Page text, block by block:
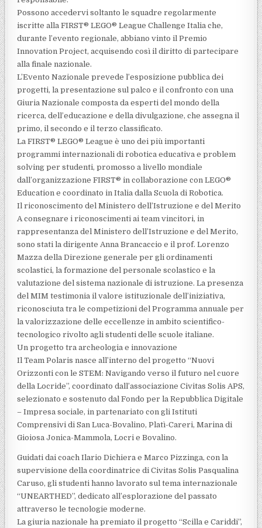
Possono accedervi soltanto le squadre regolarmente
iscritte alla FIRST® LEGO® League Challenge Italia che,
durante l’evento regionale, abbiano vinto il Premio
Innovation Project, acquisendo così il diritto di partecipare
alla finale nazionale.
L’Evento Nazionale prevede l’esposizione pubblica dei
progetti, la presentazione sul palco e il confronto con una
Giuria Nazionale composta da esperti del mondo della
ricerca, dell’educazione e della divulgazione, che assegna il
primo, il secondo e il terzo classificato.
La FIRST® LEGO® League è uno dei più importanti
programmi internazionali di robotica educativa e problem
solving per studenti, promosso a livello mondiale
dall’organizzazione FIRST® in collaborazione con LEGO®
Education e coordinato in Italia dalla Scuola di Robotica.
Il riconoscimento del Ministero dell’Istruzione e del Merito
A consegnare i riconoscimenti ai team vincitori, in
rappresentanza del Ministero dell’Istruzione e del Merito,
sono stati la dirigente Anna Brancaccio e il prof. Lorenzo
Mazza della Direzione generale per gli ordinamenti
scolastici, la formazione del personale scolastico e la
valutazione del sistema nazionale di istruzione. La presenza
del MIM testimonia il valore istituzionale dell’iniziativa,
riconosciuta tra le competizioni del Programma annuale per
la valorizzazione delle eccellenze in ambito scientifico-
tecnologico rivolto agli studenti delle scuole italiane.
Un progetto tra archeologia e innovazione
Il Team Polaris nasce all’interno del progetto “Nuovi
Orizzonti con le STEM: Navigando verso il futuro nel cuore
della Locride”, coordinato dall’associazione Civitas Solis APS,
selezionato e sostenuto dal Fondo per la Repubblica Digitale
– Impresa sociale, in partenariato con gli Istituti
Comprensivi di San Luca-Bovalino, Platì-Careri, Marina di
Gioiosa Jonica-Mammola, Locri e Bovalino.
Guidati dai coach Ilario Dichiera e Marco Pizzinga, con la
supervisione della coordinatrice di Civitas Solis Pasqualina
Caruso, gli studenti hanno lavorato sul tema internazionale
“UNEARTHED”, dedicato all’esplorazione del passato
attraverso le tecnologie moderne.
La giuria nazionale ha premiato il progetto “Scilla e Cariddi”,